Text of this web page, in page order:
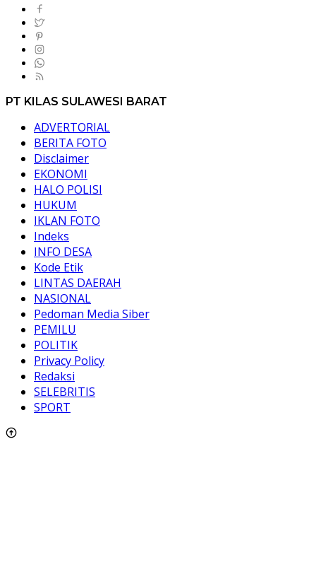
PT KILAS SULAWESI BARAT
ADVERTORIAL
BERITA FOTO
Disclaimer
EKONOMI
HALO POLISI
HUKUM
IKLAN FOTO
Indeks
INFO DESA
Kode Etik
LINTAS DAERAH
NASIONAL
Pedoman Media Siber
PEMILU
POLITIK
Privacy Policy
Redaksi
SELEBRITIS
SPORT